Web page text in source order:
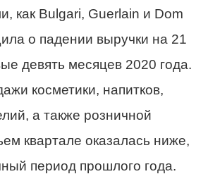
как Bulgari, Guerlain и Dom
о падении выручки на 21
девять месяцев 2020 года.
косметики, напитков,
а также розничной
квартале оказалась ниже,
период прошлого года.